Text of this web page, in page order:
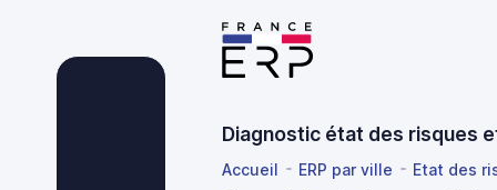
Diagnostic état des risques et
Accueil ERP par ville Etat des